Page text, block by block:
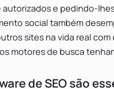
e pedindo-
social também
sites na vida real
motores de busca
de SEO são